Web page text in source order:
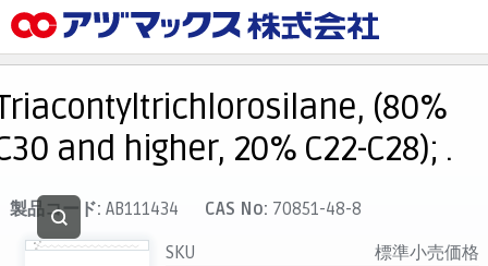
お気に入り
カート
マイアカウント
主要取扱ブランド
(80%
and higher, 20% C22-C28); .
製品コード: AB111434 CAS No: 70851-48-8
SKU
標準小売価格